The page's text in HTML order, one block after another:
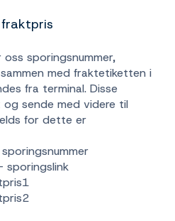
sporingsnummer,
med fraktetiketten i
fra terminal. Disse
sende med videre til
for dette er
sporingslink